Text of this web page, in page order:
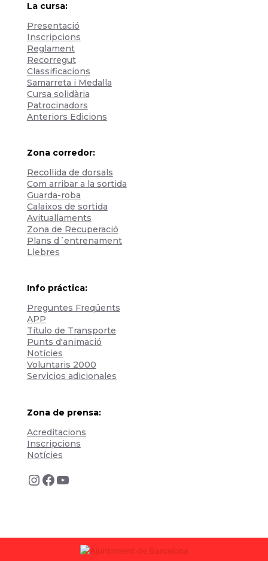
La cursa:
Presentació
Inscripcions
Reglament
Recorregut
Classificacions
Samarreta i Medalla
Cursa solidària
Patrocinadors
Anteriors Edicions
Zona corredor:
Recollida de dorsals
Com arribar a la sortida
Guarda-roba
Calaixos de sortida
Avituallaments
Zona de Recuperació
Plans d´entrenament
Llebres
Info práctica:
Preguntes Freqüents
APP
Título de Transporte
Punts d'animació
Notícies
Voluntaris 2000
Servicios adicionales
Zona de prensa:
Acreditacions
Inscripcions
Notícies
InstagramFacebook YouTube